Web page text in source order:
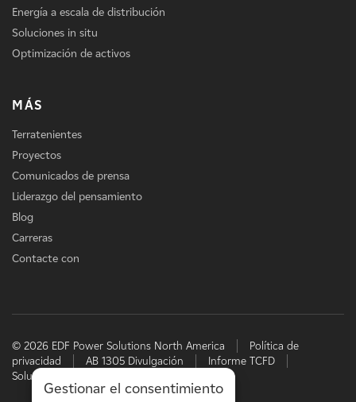
Energía a escala de distribución
Soluciones in situ
Optimización de activos
MÁS
Terratenientes
Proyectos
Comunicados de prensa
Liderazgo del pensamiento
Blog
Carreras
Contacte con
© 2026 EDF Power Solutions North America
Política de
privacidad
AB 1305 Divulgación
Informe TCFD
Soluciones energéticas de EDF
Gestionar el consentimiento